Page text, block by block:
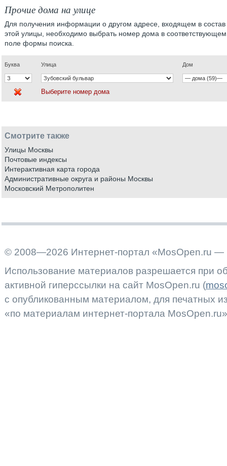
Прочие дома на улице
Для получения информации о другом адресе, входящем в состав
этой улицы, необходимо выбрать номер дома в соответствующем
поле формы поиска.
Буква Улица Дом
Выберите номер дома
Смотрите также
Улицы Москвы
Почтовые индексы
Интерактивная карта города
Административные округа и районы Москвы
Московский Метрополитен
© 2008—2026 Интернет-портал «MosOpen.ru —
Использование материалов разрешается при
активной гиперссылки на сайт MosOpen.ru (
с опубликованным материалом, для печатных
«по материалам интернет-портала